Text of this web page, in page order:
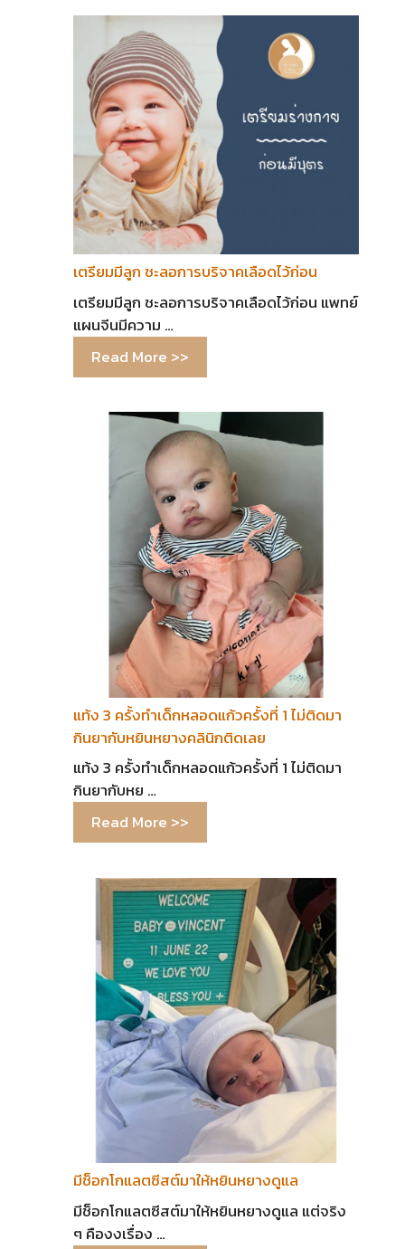
เตรียมมีลูก ชะลอการบริจาคเลือดไว้ก่อน
เตรียมมีลูก ชะลอการบริจาคเลือดไว้ก่อน แพทย์
แผนจีนมีความ …
Read More >>
แท้ง 3 ครั้งทำเด็กหลอดแก้วครั้งที่ 1 ไม่ติดมา
กินยากับหยินหยางคลินิกติดเลย
แท้ง 3 ครั้งทำเด็กหลอดแก้วครั้งที่ 1 ไม่ติดมา
กินยากับหย …
Read More >>
มีช็อกโกแลตซีสต์มาให้หยินหยางดูแล
มีช็อกโกแลตซีสต์มาให้หยินหยางดูแล แต่จริง
ๆ คืองงเรื่อง …